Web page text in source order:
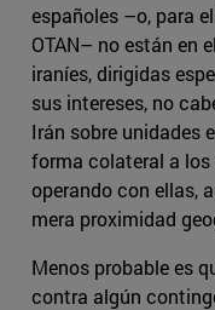
españoles –o, para
OTAN– no están en
iraníes, dirigidas
sus intereses, no
Irán sobre unidades
forma colateral a
operando con ellas,
mera proximidad
Menos probable es
contra algún